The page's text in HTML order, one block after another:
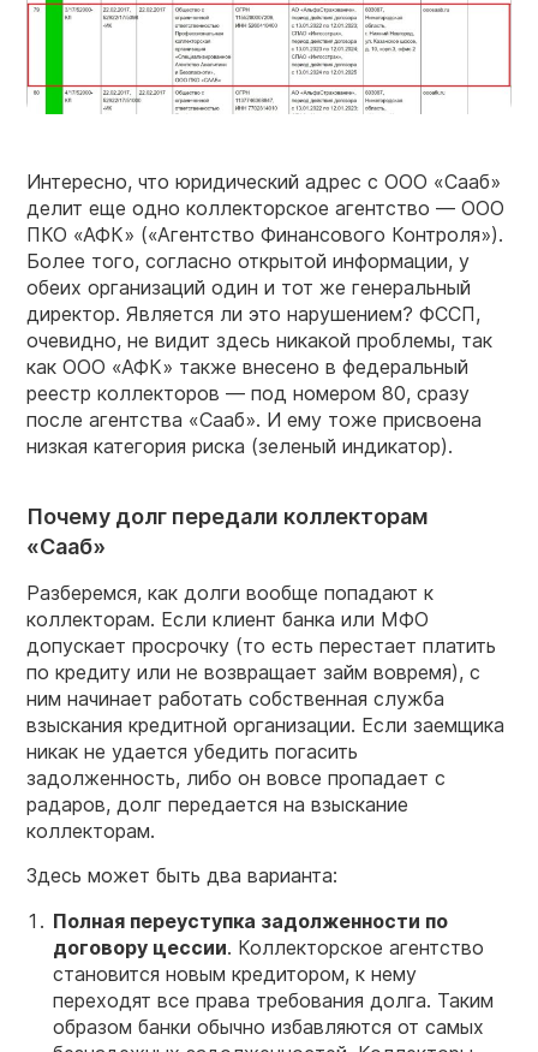
Интересно, что юридический адрес с ООО «Сааб»
делит еще одно коллекторское агентство — ООО
ПКО «АФК» («Агентство Финансового Контроля»).
Более того, согласно открытой информации, у
обеих организаций один и тот же генеральный
директор. Является ли это нарушением? ФССП,
очевидно, не видит здесь никакой проблемы, так
как ООО «АФК» также внесено в федеральный
реестр коллекторов — под номером 80, сразу
после агентства «Сааб». И ему тоже присвоена
низкая категория риска (зеленый индикатор).
Почему долг передали коллекторам
«Сааб»
Разберемся, как долги вообще попадают к
коллекторам. Если клиент банка или МФО
допускает просрочку (то есть перестает платить
по кредиту или не возвращает займ вовремя), с
ним начинает работать собственная служба
взыскания кредитной организации. Если заемщика
никак не удается убедить погасить
задолженность, либо он вовсе пропадает с
радаров, долг передается на взыскание
коллекторам.
Здесь может быть два варианта:
Полная переуступка задолженности по
договору цессии. Коллекторское агентство
становится новым кредитором, к нему
переходят все права требования долга. Таким
образом банки обычно избавляются от самых